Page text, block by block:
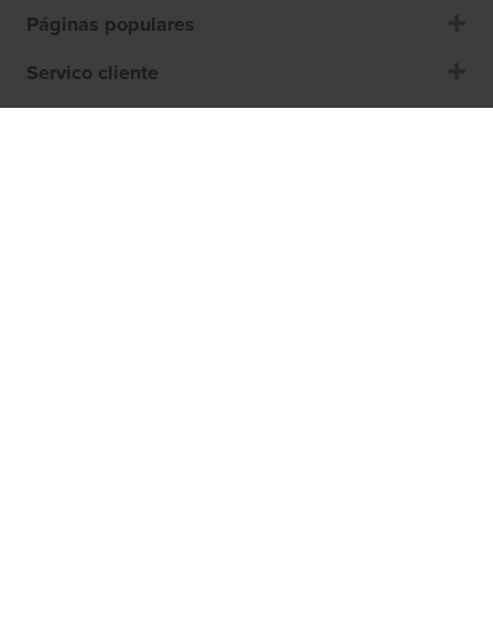
Páginas populares
Servico cliente